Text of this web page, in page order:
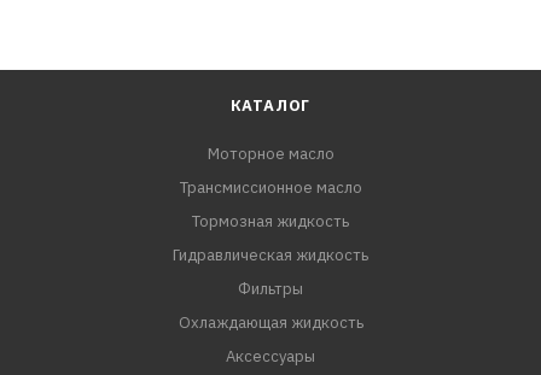
КАТАЛОГ
Моторное масло
Трансмиссионное масло
Тормозная жидкость
Гидравлическая жидкость
Фильтры
Охлаждающая жидкость
Аксессуары